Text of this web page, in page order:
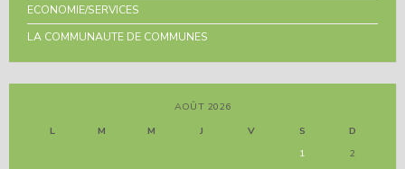
ECONOMIE/SERVICES
LA COMMUNAUTE DE COMMUNES
AOÛT 2026
L
M M J V S
D
1
2